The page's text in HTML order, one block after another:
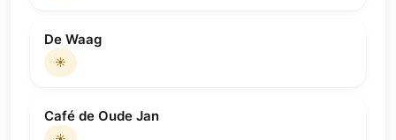
De Waag
☀️
Café de Oude Jan